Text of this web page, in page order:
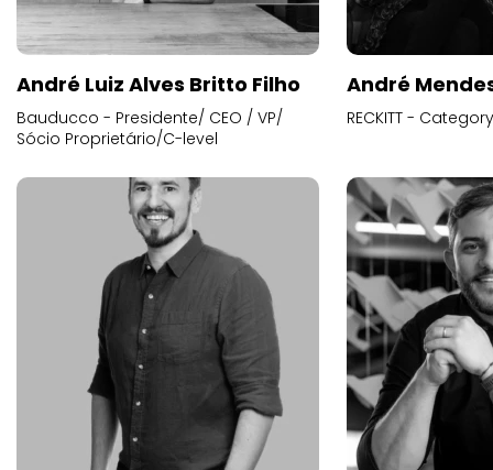
André Luiz Alves Britto Filho
Bauducco - Presidente/ CEO / VP/
Sócio Proprietário/C-level
André
RECKITT -